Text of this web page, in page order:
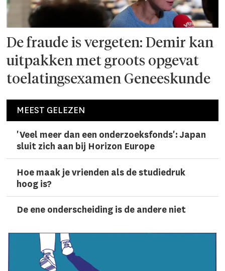
De fraude is vergeten: Demir kan
uitpakken met groots opgevat
toelatingsexamen Geneeskunde
MEEST GELEZEN
'Veel meer dan een onderzoeks­fonds': Japan
sluit zich aan bij Horizon Europe
Hoe maak je vrienden als de studiedruk
hoog is?
De ene onderscheiding is de andere niet